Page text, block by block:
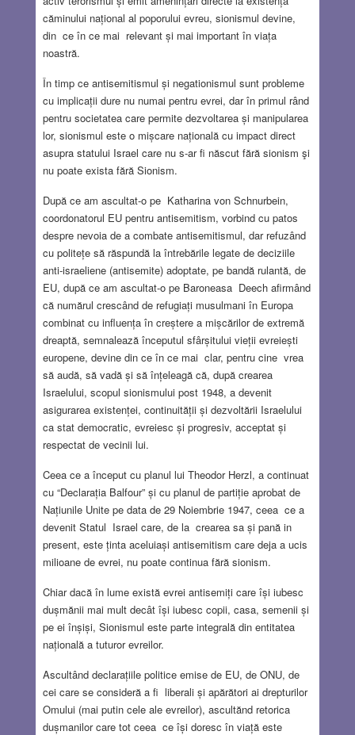
căminului național al poporului evreu, sionismul devine,
din ce în ce mai relevant și mai important în viața
noastră.
În timp ce antisemitismul și negationismul sunt probleme
cu implicații dure nu numai pentru evrei, dar în primul rând
pentru societatea care permite dezvoltarea și manipularea
lor, sionismul este o mișcare națională cu impact direct
asupra statului Israel care nu s-ar fi născut fără sionism şi
nu poate exista fără Sionism.
După ce am ascultat-o pe Katharina von Schnurbein,
coordonatorul EU pentru antisemitism, vorbind cu patos
despre nevoia de a combate antisemitismul, dar refuzând
cu politețe să răspundă la întrebările legate de deciziile
anti-israeliene (antisemite) adoptate, pe bandă rulantă, de
EU, după ce am ascultat-o pe Baroneasa Deech afirmând
că numărul crescând de refugiați musulmani în Europa
combinat cu influența în creștere a mișcărilor de extremă
dreaptă, semnalează începutul sfârșitului vieții evreiești
europene, devine din ce în ce mai clar, pentru cine vrea
să audă, să vadă și să înțeleagă că, după crearea
Israelului, scopul sionismului post 1948, a devenit
asigurarea existenței, continuității și dezvoltării Israelului
ca stat democratic, evreiesc și progresiv, acceptat și
respectat de vecinii lui.
Ceea ce a început cu planul lui Theodor Herzl, a continuat
cu “Declarația Balfour” și cu planul de partiție aprobat de
Națiunile Unite pe data de 29 Noiembrie 1947, ceea ce a
devenit Statul Israel care, de la crearea sa și pană in
present, este ținta aceluiași antisemitism care deja a ucis
milioane de evrei, nu poate continua fără sionism.
Chiar dacă în lume există evrei antisemiți care își iubesc
dușmănii mai mult decât își iubesc copii, casa, semenii și
pe ei înșiși, Sionismul este parte integrală din entitatea
națională a tuturor evreilor.
Ascultând declarațiile politice emise de EU, de ONU, de
cei care se consideră a fi liberali și apărători ai drepturilor
Omului (mai putin cele ale evreilor), ascultănd retorica
dușmanilor care tot ceea ce își doresc în viață este